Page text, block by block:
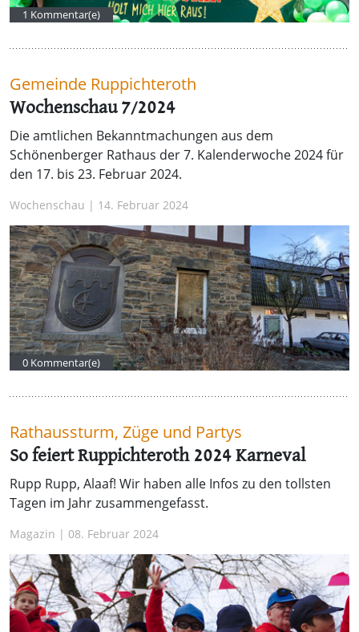
1 Kommentar(e)
Gemeinde Ruppichteroth
Wochenschau 7/2024
Die amtlichen Bekanntmachungen aus dem
Schönenberger Rathaus der 7. Kalenderwoche 2024 für
den 17. bis 23. Februar 2024.
Wochenschau | 14. Februar 2024
0 Kommentar(e)
Rathaussturm, Züge und Partys
So feiert Ruppichteroth 2024 Karneval
Rupp Rupp, Alaaf! Wir haben alle Infos zu den tollsten
Tagen im Jahr zusammengefasst.
Magazin | 08. Februar 2024